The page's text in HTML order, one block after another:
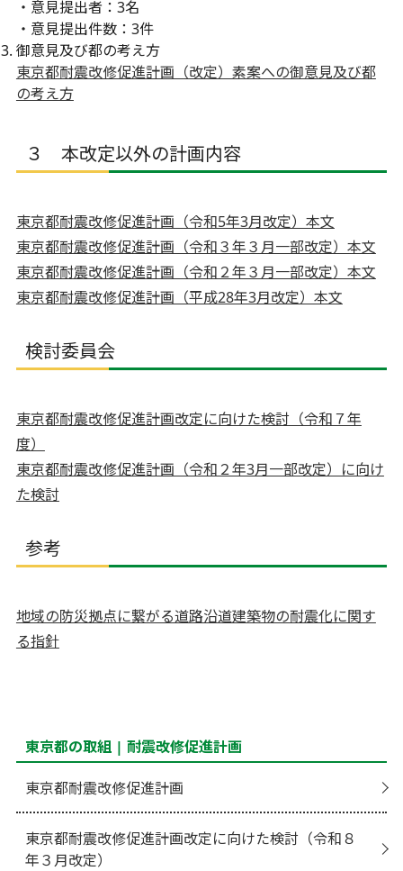
・意見提出者：3名
・意見提出件数：3件
御意見及び都の考え方
東京都耐震改修促進計画（改定）素案への御意見及び都
の考え方
３ 本改定以外の計画内容
東京都耐震改修促進計画（令和5年3⽉改定）本⽂
東京都耐震改修促進計画（令和３年３月一部改定）本文
東京都耐震改修促進計画（令和２年３月一部改定）本文
東京都耐震改修促進計画（平成28年3月改定）本文
検討委員会
東京都耐震改修促進計画改定に向けた検討（令和７年
度）
東京都耐震改修促進計画（令和２年3月一部改定）に向け
た検討
参考
地域の防災拠点に繋がる道路沿道建築物の耐震化に関す
る指針
東京都の取組 | 耐震改修促進計画
東京都耐震改修促進計画
東京都耐震改修促進計画改定に向けた検討（令和８
年３月改定）